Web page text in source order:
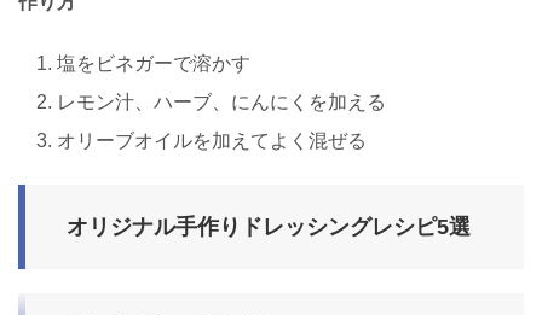
塩をビネガーで溶かす
レモン汁、ハーブ、にんにくを加える
オリーブオイルを加えてよく混ぜる
オリジナル手作りドレッシングレシピ5選